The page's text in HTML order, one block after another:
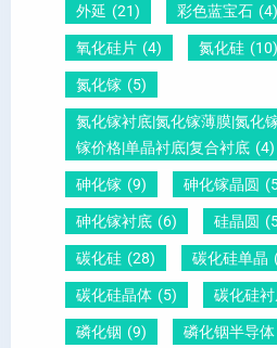
外延 (21) 彩色蓝宝石 (4)
氧化硅片 (4) 氮化硅 (10)
氮化镓 (5)
氮化镓衬底|氮化镓薄膜|氮化
镓价格|单晶衬底|复合衬底 (4)
砷化镓 (9) 砷化镓晶圆
砷化镓衬底 (6) 硅晶圆
碳化硅 (28) 碳化硅单晶
碳化硅晶体 (5) 碳化硅
磷化铟 (9) 磷化铟半导体